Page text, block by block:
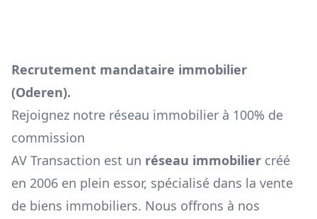
Recrutement mandataire immobilier
(Oderen).
Rejoignez notre réseau immobilier à 100% de
commission
AV Transaction est un réseau immobilier créé
en 2006 en plein essor, spécialisé dans la vente
de biens immobiliers. Nous offrons à nos